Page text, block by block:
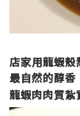
店家用龍蝦
最自然的醇香
龍蝦肉肉質紮